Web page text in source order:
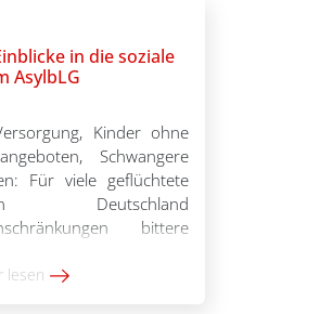
in die soziale
AsylbLG
Kinder ohne
Schwangere
Für viele geflüchtete
Deutschland
bittere
und
lesen